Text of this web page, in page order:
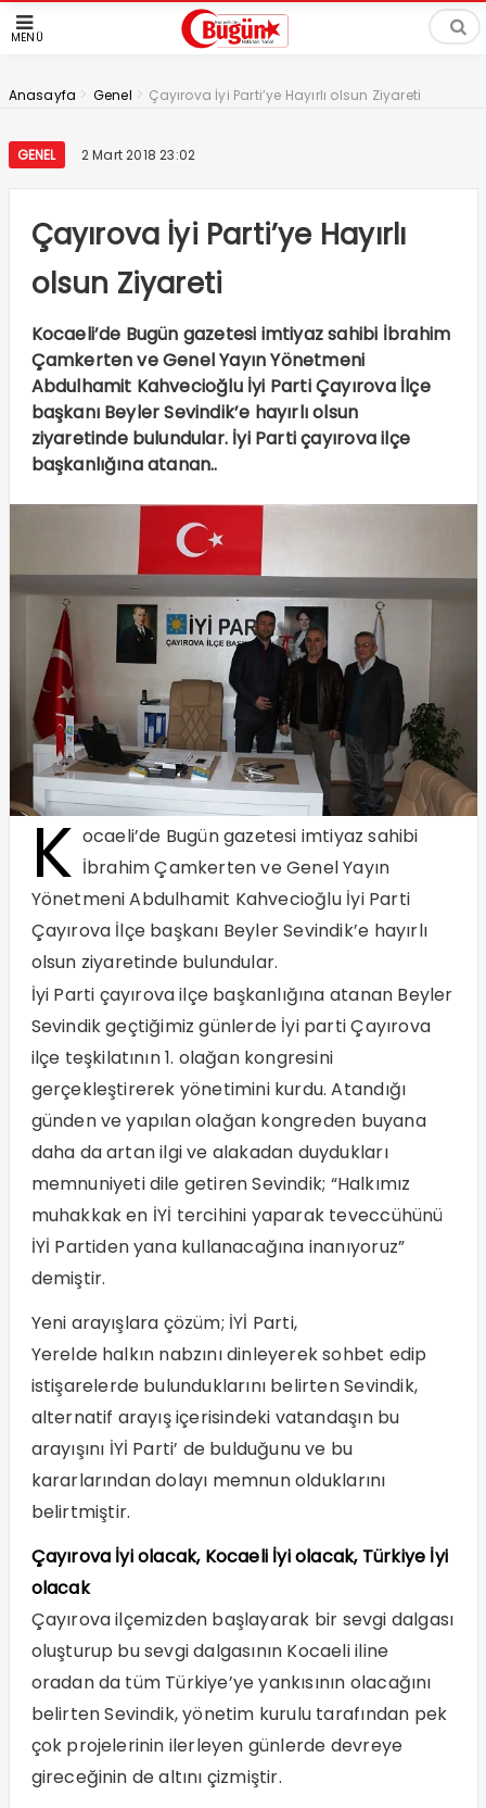
MENÜ
Anasayfa > Genel > Çayırova İyi Parti’ye Hayırlı olsun Ziyareti
GENEL 2 Mart 2018 23:02
Çayırova İyi Parti’ye Hayırlı
olsun Ziyareti
Kocaeli’de Bugün gazetesi imtiyaz sahibi İbrahim
Çamkerten ve Genel Yayın Yönetmeni
Abdulhamit Kahvecioğlu İyi Parti Çayırova İlçe
başkanı Beyler Sevindik’e hayırlı olsun
ziyaretinde bulundular. İyi Parti çayırova ilçe
başkanlığına atanan..
K ocaeli’de Bugün gazetesi imtiyaz sahibi
İbrahim Çamkerten ve Genel Yayın
Yönetmeni Abdulhamit Kahvecioğlu İyi Parti
Çayırova İlçe başkanı Beyler Sevindik’e hayırlı
olsun ziyaretinde bulundular.
İyi Parti çayırova ilçe başkanlığına atanan Beyler
Sevindik geçtiğimiz günlerde İyi parti Çayırova
ilçe teşkilatının 1. olağan kongresini
gerçekleştirerek yönetimini kurdu. Atandığı
günden ve yapılan olağan kongreden buyana
daha da artan ilgi ve alakadan duydukları
memnuniyeti dile getiren Sevindik; “Halkımız
muhakkak en İYİ tercihini yaparak teveccühünü
İYİ Partiden yana kullanacağına inanıyoruz”
demiştir.
Yeni arayışlara çözüm; İYİ Parti,
Yerelde halkın nabzını dinleyerek sohbet edip
istişarelerde bulunduklarını belirten Sevindik,
alternatif arayış içerisindeki vatandaşın bu
arayışını İYİ Parti’ de bulduğunu ve bu
kararlarından dolayı memnun olduklarını
belirtmiştir.
Çayırova İyi olacak, Kocaeli İyi olacak, Türkiye İyi
olacak
Çayırova ilçemizden başlayarak bir sevgi dalgası
oluşturup bu sevgi dalgasının Kocaeli iline
oradan da tüm Türkiye’ye yankısının olacağını
belirten Sevindik, yönetim kurulu tarafından pek
çok projelerinin ilerleyen günlerde devreye
gireceğinin de altını çizmiştir.